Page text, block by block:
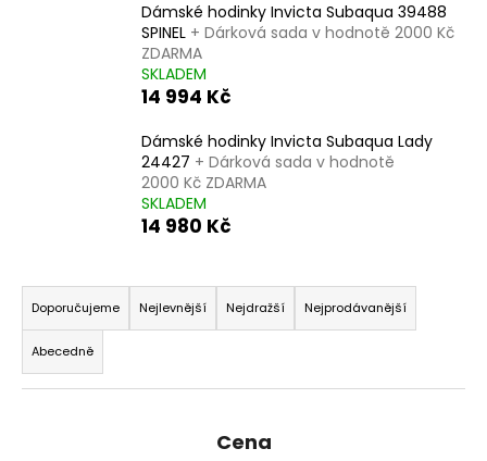
Dámské hodinky Invicta Subaqua 39488
SPINEL + Dárková sada v hodnotě 2000 Kč
ZDARMA
SKLADEM
14 994 Kč
Dámské hodinky Invicta Subaqua Lady
24427 + Dárková sada v hodnotě
2000 Kč ZDARMA
SKLADEM
14 980 Kč
Ř
a
z
e
n
Doporučujeme Nejlevnější Nejdražší Nejprodávanější
Abecedně
Cena
t
?